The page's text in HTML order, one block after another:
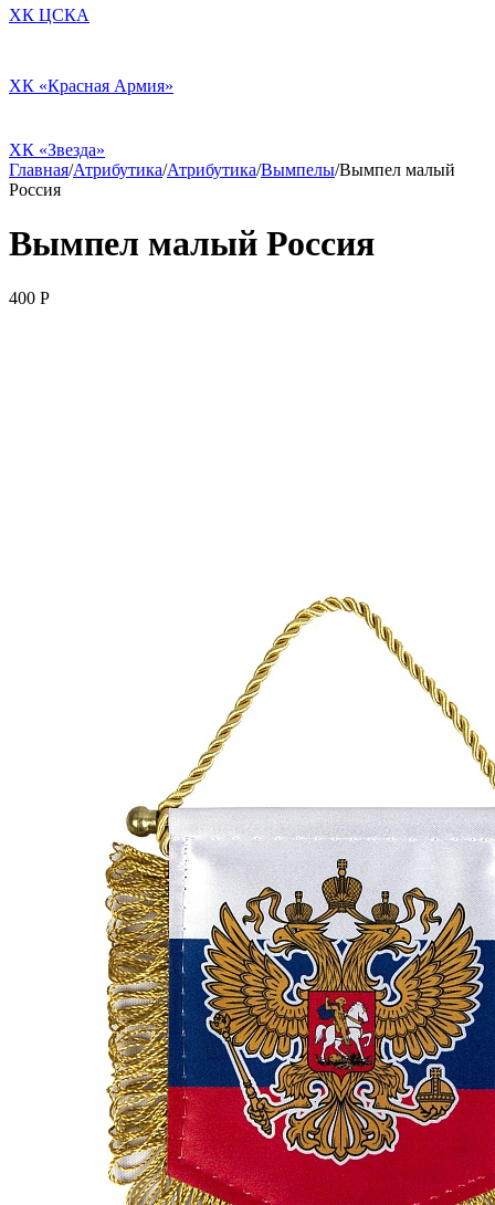
ХК ЦСКА
ХК «Красная Армия»
ХК «Звезда»
Главная/Атрибутика/Атрибутика/Вымпелы/Вымпел малый
Россия
Вымпел малый Россия
400 P